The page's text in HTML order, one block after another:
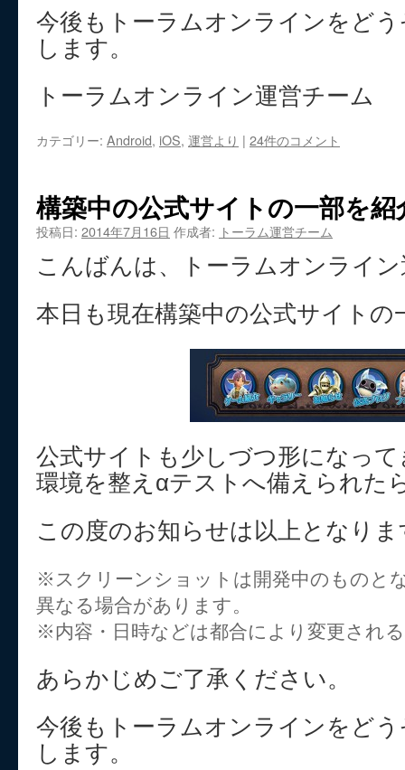
今後もトーラムオンラインをど
します。
トーラムオンライン運営チーム
カテゴリー: Android, iOS, 運営より | 24件のコメント
構築中の公式サイトの一部を紹
投稿日: 2014年7月16日 作成者: トーラム運営チーム
こんばんは、トーラムオンライ
本日も現在構築中の公式サイトの
公式サイトも少しづつ形になっ
環境を整えαテストへ備えられた
この度のお知らせは以上となりま
※スクリーンショットは開発中のものと
異なる場合があります。
※内容・日時などは都合により変更され
あらかじめご了承ください。
今後もトーラムオンラインをど
します。